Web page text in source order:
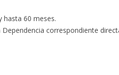
hasta 60 meses.
correspondiente